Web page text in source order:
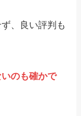
、良い評判も
のも確かで